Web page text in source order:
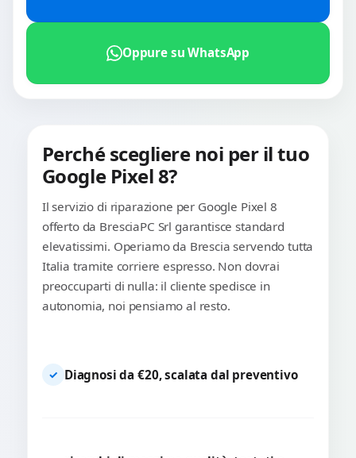
Oppure su WhatsApp
Perché scegliere noi per il tuo
Google Pixel 8?
Il servizio di riparazione per Google Pixel 8
offerto da BresciaPC Srl garantisce standard
elevatissimi. Operiamo da Brescia servendo tutta
Italia tramite corriere espresso. Non dovrai
preoccuparti di nulla: il cliente spedisce in
autonomia, noi pensiamo al resto.
✓ Diagnosi da €20, scalata dal preventivo